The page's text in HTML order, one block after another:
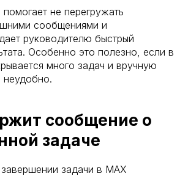
не перегружать
сообщениями и
руководителю быстрый
Особенно это полезно, если в
много задач и вручную
неудобно.
сообщение о
задаче
задачи в MAX